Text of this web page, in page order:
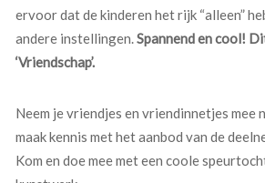
ervoor dat de kinderen het rijk “alleen”
andere instellingen.Spannend en cool!
‘Vriendschap’.
Neem je vriendjes en vriendinnetjes mee
maak kennis met het aanbod van de
Kom en doe mee met een coole